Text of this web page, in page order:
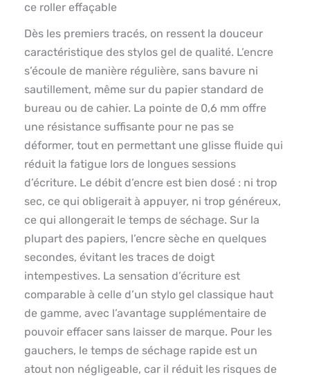
ce roller effaçable
Dès les premiers tracés, on ressent la douceur
caractéristique des stylos gel de qualité. L’encre
s’écoule de manière régulière, sans bavure ni
sautillement, même sur du papier standard de
bureau ou de cahier. La pointe de 0,6 mm offre
une résistance suffisante pour ne pas se
déformer, tout en permettant une glisse fluide qui
réduit la fatigue lors de longues sessions
d’écriture. Le débit d’encre est bien dosé : ni trop
sec, ce qui obligerait à appuyer, ni trop généreux,
ce qui allongerait le temps de séchage. Sur la
plupart des papiers, l’encre sèche en quelques
secondes, évitant les traces de doigt
intempestives. La sensation d’écriture est
comparable à celle d’un stylo gel classique haut
de gamme, avec l’avantage supplémentaire de
pouvoir effacer sans laisser de marque. Pour les
gauchers, le temps de séchage rapide est un
atout non négligeable, car il réduit les risques de